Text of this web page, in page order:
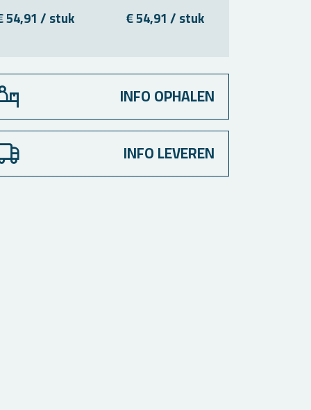
54,91 / stuk € 54,91 / stuk
INFO OPHALEN
INFO LEVEREN